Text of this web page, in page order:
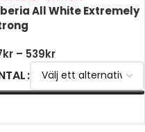
All White Extremely
kr – 539kr